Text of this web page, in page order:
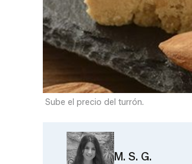
Sube el precio del turrón.
M. S. G.